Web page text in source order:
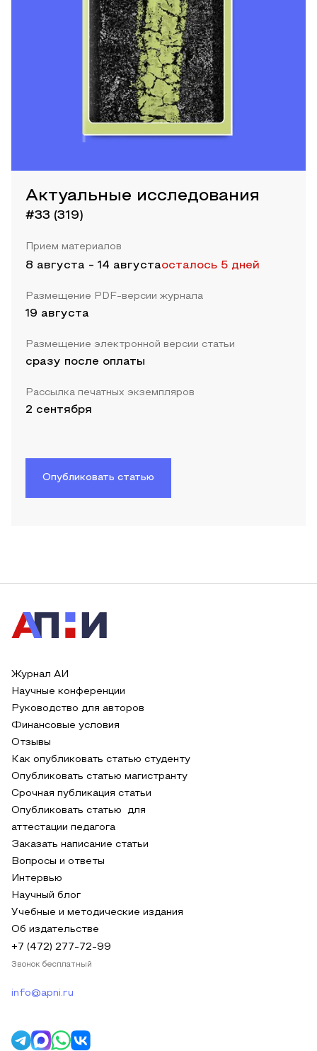
Актуальные исследования
#33 (319)
Прием материалов
8 августа - 14 августаосталось 5 дней
Размещение PDF-версии журнала
19 августа
Размещение электронной версии статьи
сразу после оплаты
Рассылка печатных экземпляров
2 сентября
Опубликовать статью
Журнал АИ
Научные конференции
Руководство для авторов
Финансовые условия
Отзывы
Как опубликовать статью студенту
Опубликовать статью магистранту
Срочная публикация статьи
Опубликовать статью для
аттестации педагога
Заказать написание статьи
Вопросы и ответы
Интервью
Научный блог
Учебные и методические издания
Об издательстве
+7 (472) 277-72-99
Звонок бесплатный
info@apni.ru